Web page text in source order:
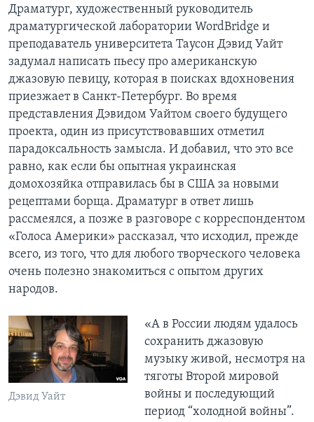
Драматург, художественный руководитель
драматургической лаборатории WordBridge и
преподаватель университета Таусон Дэвид Уайт
задумал написать пьесу про американскую
джазовую певицу, которая в поисках вдохновения
приезжает в Санкт-Петербург. Во время
представления Дэвидом Уайтом своего будущего
проекта, один из присутствовавших отметил
парадоксальность замысла. И добавил, что это все
равно, как если бы опытная украинская
домохозяйка отправилась бы в США за новыми
рецептами борща. Драматург в ответ лишь
рассмеялся, а позже в разговоре с корреспондентом
«Голоса Америки» рассказал, что исходил, прежде
всего, из того, что для любого творческого человека
очень полезно знакомиться с опытом других
народов.
Дэвид Уайт
«А в России людям удалось
сохранить джазовую
музыку живой, несмотря на
тяготы Второй мировой
войны и последующий
период “холодной войны”.